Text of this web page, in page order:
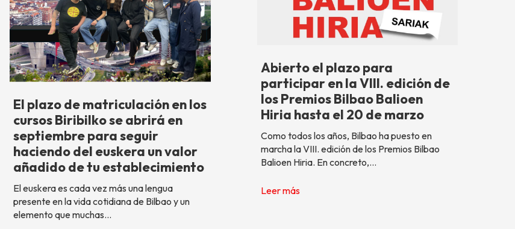
El plazo de matriculación en los
cursos Biribilko se abrirá en
septiembre para seguir
haciendo del euskera un valor
añadido de tu establecimiento
El euskera es cada vez más una lengua
presente en la vida cotidiana de Bilbao y un
elemento que muchas…
Abierto el plazo para
participar en la VIII. edición de
los Premios Bilbao Balioen
Hiria hasta el 20 de marzo
Como todos los años, Bilbao ha puesto en
marcha la VIII. edición de los Premios Bilbao
Balioen Hiria. En concreto,…
Leer más